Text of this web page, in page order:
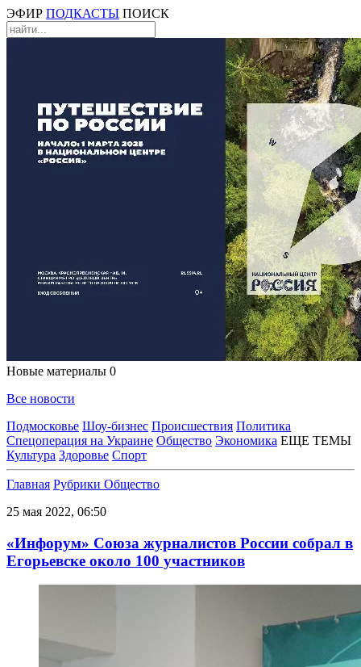
ЭФИР ПОДКАСТЫ ПОИСК
Новые материалы 0
Все новости
Подмосковье Шоу-бизнес Происшествия Политика
Спецоперация на Украине Общество Экономика ЕЩЕ ТЕМЫ
Культура Здоровье Спорт
Главная Рубрики Общество
25 мая 2022, 06:50
«Инфорум» Союза журналистов России собрал в
Егорьевске около 100 участников